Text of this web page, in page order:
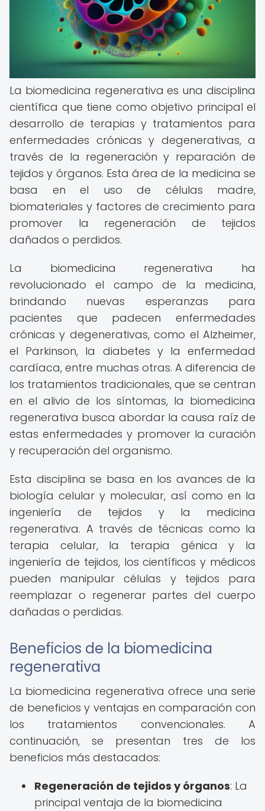
La biomedicina regenerativa es una disciplina
científica que tiene como objetivo principal el
desarrollo de terapias y tratamientos para
enfermedades crónicas y degenerativas, a
través de la regeneración y reparación de
tejidos y órganos. Esta área de la medicina se
basa en el uso de células madre,
biomateriales y factores de crecimiento para
promover la regeneración de tejidos
dañados o perdidos.
La biomedicina regenerativa ha
revolucionado el campo de la medicina,
brindando nuevas esperanzas para
pacientes que padecen enfermedades
crónicas y degenerativas, como el Alzheimer,
el Parkinson, la diabetes y la enfermedad
cardíaca, entre muchas otras. A diferencia de
los tratamientos tradicionales, que se centran
en el alivio de los síntomas, la biomedicina
regenerativa busca abordar la causa raíz de
estas enfermedades y promover la curación
y recuperación del organismo.
Esta disciplina se basa en los avances de la
biología celular y molecular, así como en la
ingeniería de tejidos y la medicina
regenerativa. A través de técnicas como la
terapia celular, la terapia génica y la
ingeniería de tejidos, los científicos y médicos
pueden manipular células y tejidos para
reemplazar o regenerar partes del cuerpo
dañadas o perdidas.
Beneficios de la biomedicina
regenerativa
La biomedicina regenerativa ofrece una serie
de beneficios y ventajas en comparación con
los tratamientos convencionales. A
continuación, se presentan tres de los
beneficios más destacados:
Regeneración de tejidos y órganos: La
principal ventaja de la biomedicina